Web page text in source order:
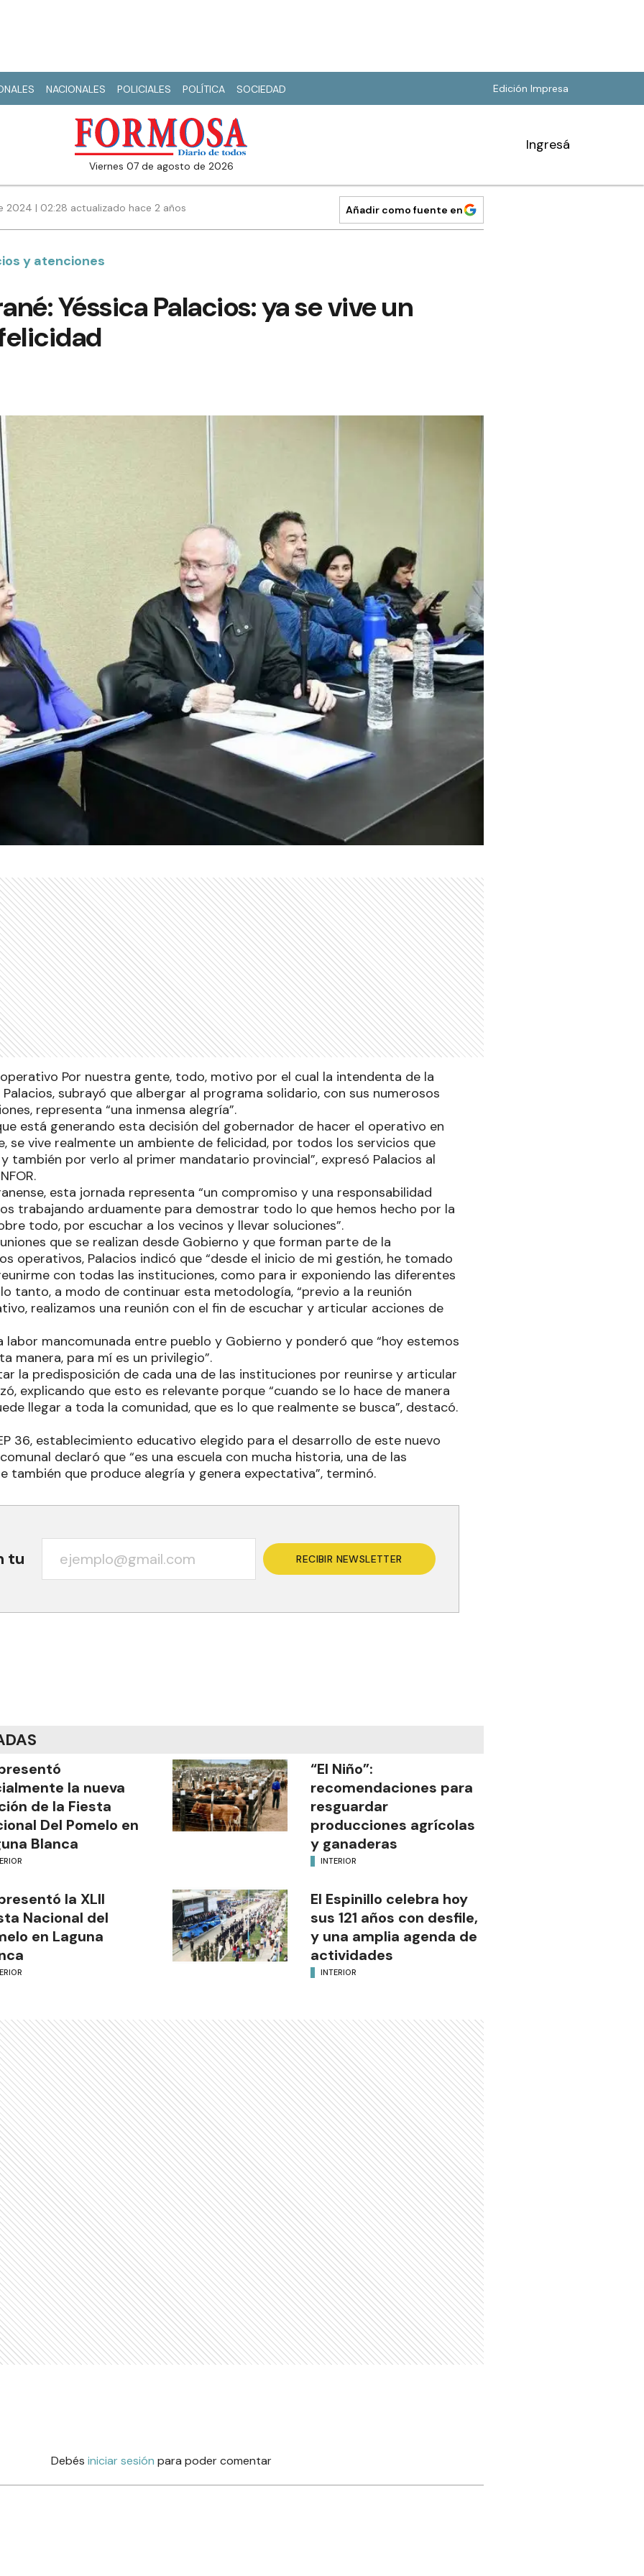
NACIONALES POLICIALES POLÍTICA SOCIEDAD Edición Impresa
viernes 07 de agosto de 2026
Ingresá
2024 | 02:28 actualizado hace 2 años Añadir como fuente en
y atenciones
Yéssica Palacios: ya se vive un
Por nuestra gente, todo, motivo por el cual la intendenta de la
Palacios, subrayó que albergar al programa solidario, con sus numerosos
representa “una inmensa alegría”.
está generando esta decisión del gobernador de hacer el operativo en
se vive realmente un ambiente de felicidad, por todos los servicios que
también por verlo al primer mandatario provincial”, expresó Palacios al
esta jornada representa “un compromiso y una responsabilidad
trabajando arduamente para demostrar todo lo que hemos hecho por la
todo, por escuchar a los vecinos y llevar soluciones”.
que se realizan desde Gobierno y que forman parte de la
operativos, Palacios indicó que “desde el inicio de mi gestión, he tomado
con todas las instituciones, como para ir exponiendo las diferentes
tanto, a modo de continuar esta metodología, “previo a la reunión
realizamos una reunión con el fin de escuchar y articular acciones de
labor mancomunada entre pueblo y Gobierno y ponderó que “hoy estemos
manera, para mí es un privilegio”.
la predisposición de cada una de las instituciones por reunirse y articular
explicando que esto es relevante porque “cuando se lo hace de manera
llegar a toda la comunidad, que es lo que realmente se busca”, destacó.
36, establecimiento educativo elegido para el desarrollo de este nuevo
declaró que “es una escuela con mucha historia, una de las
también que produce alegría y genera expectativa”, terminó.
tu RECIBIR NEWSLETTER
la nueva
de la Fiesta
Del Pomelo en
Blanca
“El Niño”:
recomendaciones para
resguardar
producciones agrícolas
y ganaderas
INTERIOR
la XLII
Nacional del
en Laguna
El Espinillo celebra hoy
sus 121 años con desfile,
y una amplia agenda de
actividades
INTERIOR
Debés iniciar sesión para poder comentar